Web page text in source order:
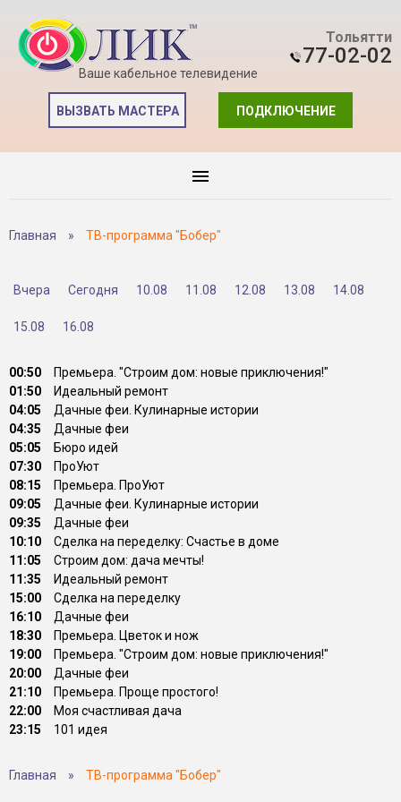
Ваше кабельное телевидение
Тольятти
77-02-02
ПОДКЛЮЧЕНИЕ
ВЫЗВАТЬ МАСТЕРА
Главная » ТВ-программа "Бобер"
Вчера Сегодня 10.08 11.08 12.08 13.08 14.08
15.08 16.08
00:50
Премьера. "Строим дом: новые приключения!"
01:50
Идеальный ремонт
04:05
Дачные феи. Кулинарные истории
04:35
Дачные феи
05:05
Бюро идей
07:30
ПроУют
08:15
Премьера. ПроУют
09:05
Дачные феи. Кулинарные истории
09:35
Дачные феи
10:10
Сделка на переделку: Счастье в доме
11:05
Строим дом: дача мечты!
11:35
Идеальный ремонт
15:00
Сделка на переделку
16:10
Дачные феи
18:30
Премьера. Цветок и нож
19:00
Премьера. "Строим дом: новые приключения!"
20:00
Дачные феи
21:10
Премьера. Проще простого!
22:00
Моя счастливая дача
23:15
101 идея
Главная » ТВ-программа "Бобер"